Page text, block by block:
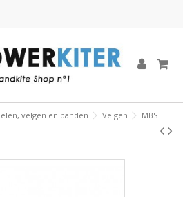
velgen en banden Velgen
MBS